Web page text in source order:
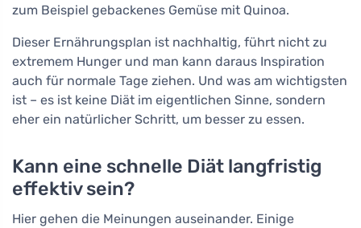
zum Beispiel gebackenes Gemüse mit Quinoa.
Dieser Ernährungsplan ist nachhaltig, führt nicht zu
extremem Hunger und man kann daraus Inspiration
auch für normale Tage ziehen. Und was am wichtigsten
ist – es ist keine Diät im eigentlichen Sinne, sondern
eher ein natürlicher Schritt, um besser zu essen.
Kann eine schnelle Diät langfristig
effektiv sein?
Hier gehen die Meinungen auseinander. Einige